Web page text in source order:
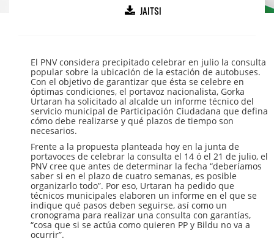
JAITSI
El PNV considera precipitado celebrar en julio la consulta
popular sobre la ubicación de la estación de autobuses.
Con el objetivo de garantizar que ésta se celebre en
óptimas condiciones, el portavoz nacionalista, Gorka
Urtaran ha solicitado al alcalde un informe técnico del
servicio municipal de Participación Ciudadana que defina
cómo debe realizarse y qué plazos de tiempo son
necesarios.
Frente a la propuesta planteada hoy en la junta de
portavoces de celebrar la consulta el 14 ó el 21 de julio, el
PNV cree que antes de determinar la fecha “deberíamos
saber si en el plazo de cuatro semanas, es posible
organizarlo todo”. Por eso, Urtaran ha pedido que
técnicos municipales elaboren un informe en el que se
indique qué pasos deben seguirse, así como un
cronograma para realizar una consulta con garantías,
“cosa que si se actúa como quieren PP y Bildu no va a
ocurrir”.